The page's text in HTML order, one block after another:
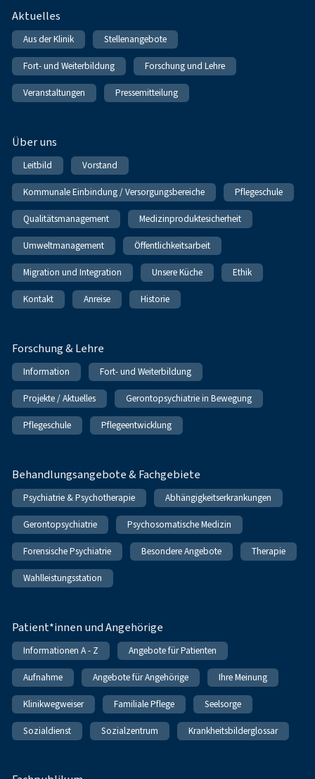
Fußnavigation
Aktuelles
Aus der Klinik Stellenangebote
Fort- und Weiterbildung Forschung und Lehre
Veranstaltungen Pressemitteilung
Über uns
Leitbild Vorstand
Kommunale Einbindung / Versorgungsbereiche Pflegeschule
Qualitätsmanagement Medizinproduktesicherheit
Umweltmanagement Öffentlichkeitsarbeit
Migration und Integration Unsere Küche Ethik
Kontakt Anreise Historie
Forschung & Lehre
Information Fort- und Weiterbildung
Projekte / Aktuelles Gerontopsychiatrie in Bewegung
Pflegeschule Pflegeentwicklung
Behandlungsangebote & Fachgebiete
Psychiatrie & Psychotherapie Abhängigkeitserkrankungen
Gerontopsychiatrie Psychosomatische Medizin
Forensische Psychiatrie Besondere Angebote Therapie
Wahlleistungsstation
Patient*innen und Angehörige
Informationen A - Z Angebote für Patienten
Aufnahme Angebote für Angehörige Ihre Meinung
Klinikwegweiser Familiale Pflege Seelsorge
Sozialdienst Sozialzentrum Krankheitsbilderglossar